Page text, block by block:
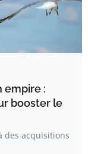
empire :
booster le
des acquisitions